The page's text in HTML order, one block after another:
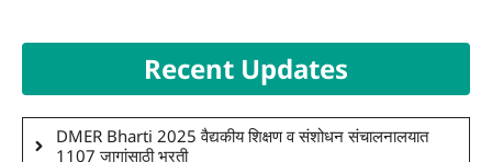
Recent Updates
DMER Bharti 2025 वैद्यकीय शिक्षण व संशोधन संचालनालयात
1107 जागांसाठी भरती